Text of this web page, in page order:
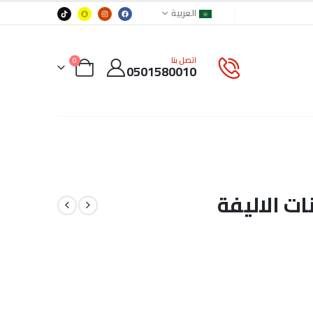
العربية
اتصل بنا
0501580010
0
الاليفة